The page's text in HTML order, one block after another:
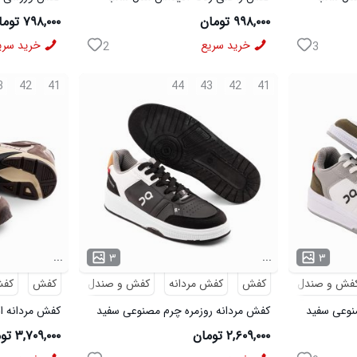
3
مشکی
۹۹۸,۰۰۰ تومان
خرید سریع 2
مشکی
۷۹۸,۰۰۰ تومان
خرید
۳
و صندل
سفید
41
42
43
44
۳
...
کفش
کفش مردانه
کفش و صندل
کفش مردانه روزمره چرم مصنوعی سفید
مشکی On Running مدل 50920
۲,۶۰۹,۰۰۰ تومان
41
42
...
کفش
کفش مردانه
Saucony مدل 50786
۳,۷۰۹,۰۰۰ تومان